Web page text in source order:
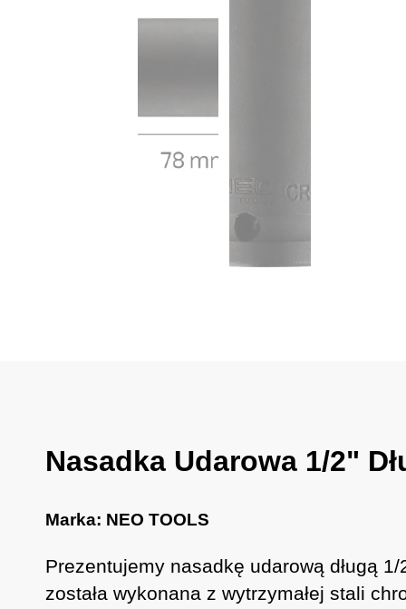
Nasadka Udarowa 1/2"
Marka: NEO TOOLS
Prezentujemy nasadkę udarową długą
została wykonana z wytrzymałej stali